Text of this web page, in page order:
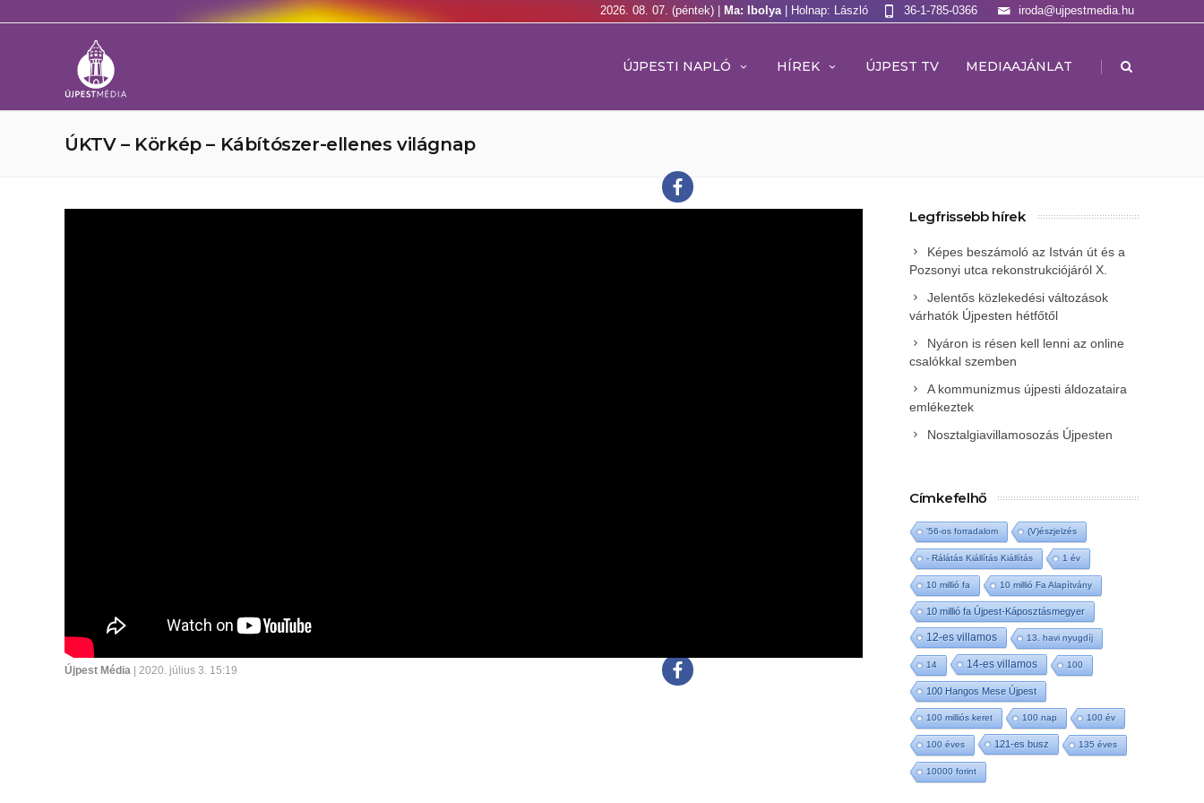
2026. 08. 07. (péntek) | Ma: Ibolya | Holnap: László iroda@ujpestmedia.hu
36-1-785-0366
ÚJPESTI NAPLÓ HÍREK ÚJPEST TV MEDIAAJÁNLAT |
ÚKTV – Körkép – Kábítószer-ellenes világnap
Újpest Média | 2020. július 3. 15:19
Legfrissebb hírek
Képes beszámoló az István út és a
Pozsonyi utca rekonstrukciójáról X.
Jelentős közlekedési változások
várhatók Újpesten hétfőtől
Nyáron is résen kell lenni az online
csalókkal szemben
A kommunizmus újpesti áldozataira
emlékeztek
Nosztalgiavillamosozás Újpesten
Címkefelhő
'56-os forradalom (V)észjelzés
- Rálátás Kiállítás Kiállítás 1 év
10 millió fa 10 millió Fa Alapítvány
10 millió fa Újpest-Káposztásmegyer
12-es villamos 13. havi nyugdíj
14 14-es villamos 100
100 Hangos Mese Újpest
100 milliós keret 100 nap 100 év
100 éves 121-es busz 135 éves
10000 forint